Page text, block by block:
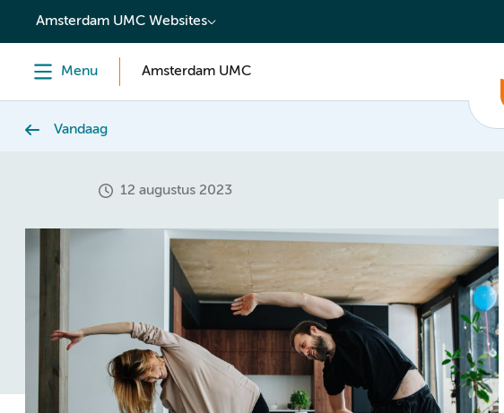
content
Amsterdam UMC Websites
Menu Amsterdam UMC
Vandaag
12 augustus 2023